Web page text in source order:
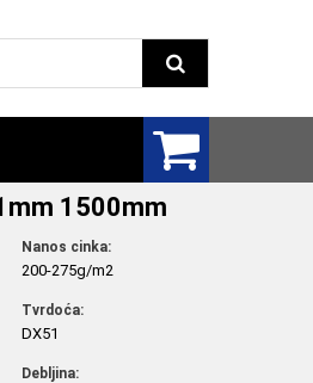
Pretraga
1500mm
Nanos cinka:
200-275g/m2
Tvrdoća:
DX51
Debljina: